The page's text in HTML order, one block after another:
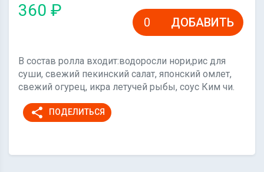
360 ₽
ДОБАВИТЬ
В состав ролла входит:водоросли нори,рис для
суши, свежий пекинский салат, японский омлет,
свежий огурец, икра летучей рыбы, соус Ким чи.
share ПОДЕЛИТЬСЯ